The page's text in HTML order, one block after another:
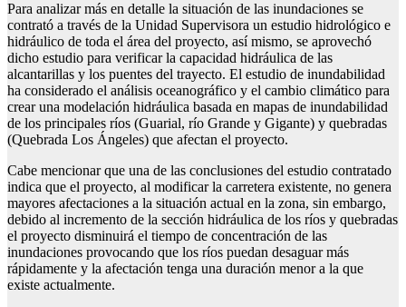
Para analizar más en detalle la situación de las inundaciones se
contrató a través de la Unidad Supervisora un estudio hidrológico e
hidráulico de toda el área del proyecto, así mismo, se aprovechó
dicho estudio para verificar la capacidad hidráulica de las
alcantarillas y los puentes del trayecto. El estudio de inundabilidad
ha considerado el análisis oceanográfico y el cambio climático para
crear una modelación hidráulica basada en mapas de inundabilidad
de los principales ríos (Guarial, río Grande y Gigante) y quebradas
(Quebrada Los Ángeles) que afectan el proyecto.
Cabe mencionar que una de las conclusiones del estudio contratado
indica que el proyecto, al modificar la carretera existente, no genera
mayores afectaciones a la situación actual en la zona, sin embargo,
debido al incremento de la sección hidráulica de los ríos y quebradas
el proyecto disminuirá el tiempo de concentración de las
inundaciones provocando que los ríos puedan desaguar más
rápidamente y la afectación tenga una duración menor a la que
existe actualmente.